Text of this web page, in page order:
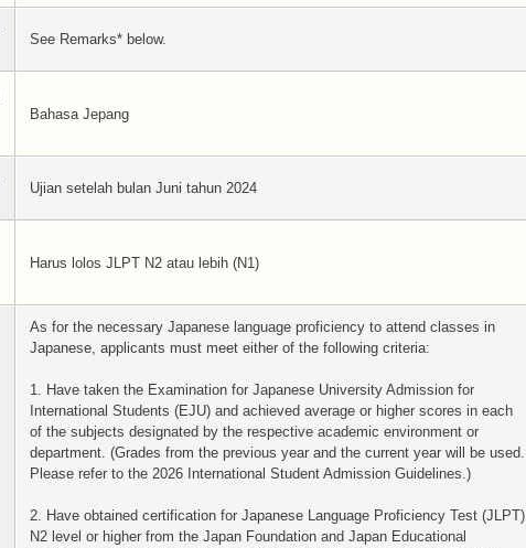
See Remarks* below.
Bahasa Jepang
Ujian setelah bulan Juni tahun 2024
Harus lolos JLPT N2 atau lebih (N1)
As for the necessary Japanese language proficiency to attend classes in
Japanese, applicants must meet either of the following criteria:
1. Have taken the Examination for Japanese University Admission for
International Students (EJU) and achieved average or higher scores in each
of the subjects designated by the respective academic environment or
department. (Grades from the previous year and the current year will be used.
Please refer to the 2026 International Student Admission Guidelines.)
2. Have obtained certification for Japanese Language Proficiency Test (JLPT)
N2 level or higher from the Japan Foundation and Japan Educational